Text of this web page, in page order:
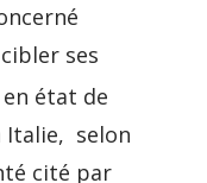
ses
en état de
Italie, selon
cité par